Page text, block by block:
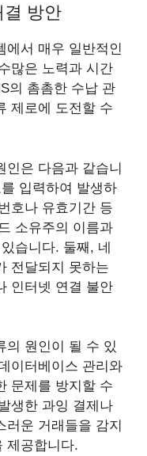
결 방안
에서 매우 일반적인
많은 노력과 시간
의 촘촘한 수납 관
제로에 도전할 수
인은 다음과 같습니
입력하여 발생하
호나 유효기간 등
소유주의 이름과
습니다. 둘째, 네
전달되지 못하는
인터넷 연결 불안
의 원인이 될 수 있
이터베이스 관리와
문제를 방지할 수
생한 과잉 결제나
러운 거래들을 감지
제공합니다.